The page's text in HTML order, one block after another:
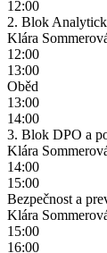
12:00
2. Blok
Klára
12:00
13:00
Oběd
13:00
14:00
3. Blok DPO a
Klára
14:00
15:00
Bezpečnost a
Klára
15:00
16:00